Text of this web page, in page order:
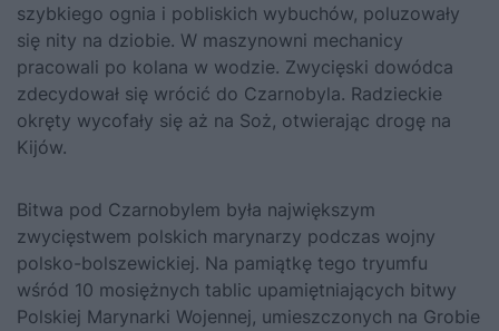
szybkiego ognia i pobliskich wybuchów, poluzowały
się nity na dziobie. W maszynowni mechanicy
pracowali po kolana w wodzie. Zwycięski dowódca
zdecydował się wrócić do Czarnobyla. Radzieckie
okręty wycofały się aż na Soż, otwierając drogę na
Kijów.
Bitwa pod Czarnobylem była największym
zwycięstwem polskich marynarzy podczas wojny
polsko-bolszewickiej. Na pamiątkę tego tryumfu
wśród 10 mosiężnych tablic upamiętniających bitwy
Polskiej Marynarki Wojennej, umieszczonych na Grobie